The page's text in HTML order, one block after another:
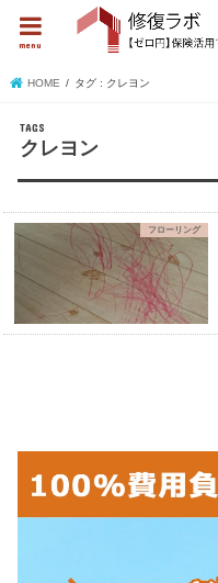
menu
HOME タグ : クレヨン
クレヨン
フローリング